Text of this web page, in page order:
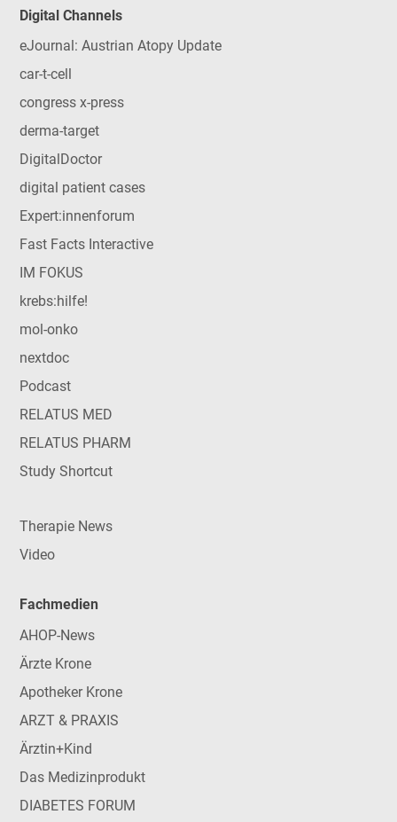
Digital Channels
eJournal: Austrian Atopy Update
car-t-cell
congress x-press
derma-target
DigitalDoctor
digital patient cases
Expert:innenforum
Fast Facts Interactive
IM FOKUS
krebs:hilfe!
mol-onko
nextdoc
Podcast
RELATUS MED
RELATUS PHARM
Study Shortcut
Therapie News
Video
Fachmedien
AHOP-News
Ärzte Krone
Apotheker Krone
ARZT & PRAXIS
Ärztin+Kind
Das Medizinprodukt
DIABETES FORUM